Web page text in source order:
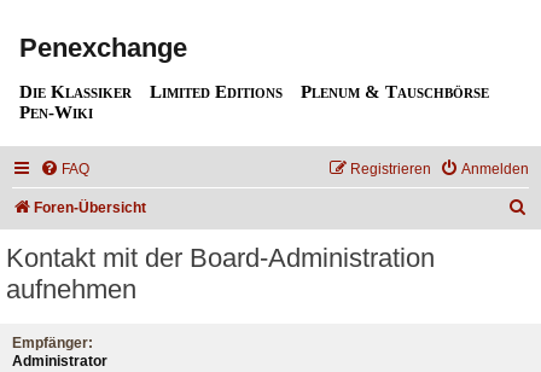
Penexchange
Die Klassiker Limited Editions
Plenum & Tauschbörse
Pen-Wiki
FAQ Anmelden
Registrieren
Foren-Übersicht
Kontakt mit der Board-Administration
aufnehmen
Empfänger:
Administrator